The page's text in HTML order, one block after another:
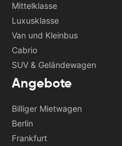
Mittelklasse
Luxusklasse
Van und Kleinbus
Cabrio
SUV & Geländewagen
Angebote
Billiger Mietwagen
Berlin
Frankfurt